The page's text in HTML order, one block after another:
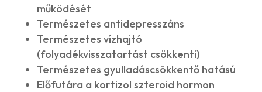
működését
Természetes antidepresszáns
Természetes vízhajtó
(folyadékvisszatartást csökkenti)
Természetes gyulladáscsökkentő hatású
Előfutára a kortizol szteroid hormon